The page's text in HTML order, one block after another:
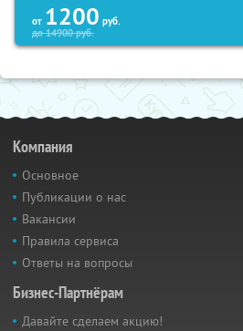
от 1200 руб.
до14900руб.
Компания
Основное
Публикации о нас
Вакансии
Правила сервиса
Ответы на вопросы
Бизнес-Партнёрам
Давайте сделаем акцию!